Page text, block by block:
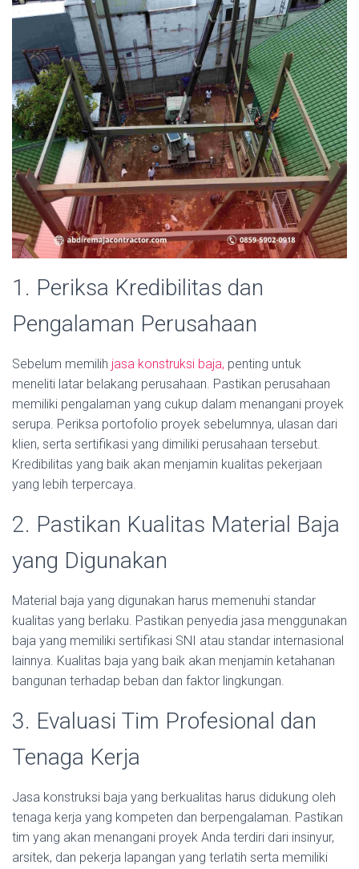
1. Periksa Kredibilitas dan
Pengalaman Perusahaan
Sebelum memilih jasa konstruksi baja, penting untuk
meneliti latar belakang perusahaan. Pastikan perusahaan
memiliki pengalaman yang cukup dalam menangani proyek
serupa. Periksa portofolio proyek sebelumnya, ulasan dari
klien, serta sertifikasi yang dimiliki perusahaan tersebut.
Kredibilitas yang baik akan menjamin kualitas pekerjaan
yang lebih terpercaya.
2. Pastikan Kualitas Material Baja
yang Digunakan
Material baja yang digunakan harus memenuhi standar
kualitas yang berlaku. Pastikan penyedia jasa menggunakan
baja yang memiliki sertifikasi SNI atau standar internasional
lainnya. Kualitas baja yang baik akan menjamin ketahanan
bangunan terhadap beban dan faktor lingkungan.
3. Evaluasi Tim Profesional dan
Tenaga Kerja
Jasa konstruksi baja yang berkualitas harus didukung oleh
tenaga kerja yang kompeten dan berpengalaman. Pastikan
tim yang akan menangani proyek Anda terdiri dari insinyur,
arsitek, dan pekerja lapangan yang terlatih serta memiliki